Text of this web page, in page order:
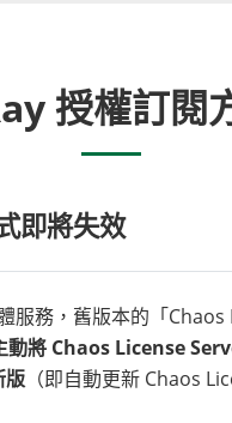
授權訂閱
即將失效
服務，舊版本的「
將 Chaos License
版 （即自動更新 Chaos